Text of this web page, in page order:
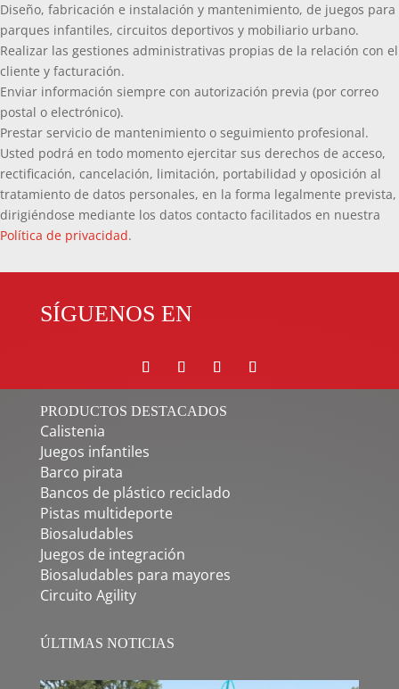
Diseño, fabricación e instalación y mantenimiento, de juegos para
parques infantiles, circuitos deportivos y mobiliario urbano.
Realizar las gestiones administrativas propias de la relación con el
cliente y facturación.
Enviar información siempre con autorización previa (por correo
postal o electrónico).
Prestar servicio de mantenimiento o seguimiento profesional.
Usted podrá en todo momento ejercitar sus derechos de acceso,
rectificación, cancelación, limitación, portabilidad y oposición al
tratamiento de datos personales, en la forma legalmente prevista,
dirigiéndose mediante los datos contacto facilitados en nuestra
Política de privacidad.
SÍGUENOS EN
PRODUCTOS DESTACADOS
Calistenia
Juegos infantiles
Barco pirata
Bancos de plástico reciclado
Pistas multideporte
Biosaludables
Juegos de integración
Biosaludables para mayores
Circuito Agility
ÚLTIMAS NOTICIAS